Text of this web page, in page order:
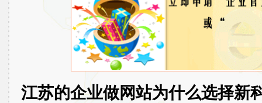
江苏的企业做网站为什么选择新